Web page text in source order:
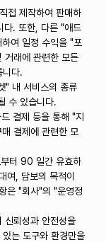
접 제작하여 판매하
다. 또한, 다른 "애드
여 일정 수익을 "포
거래에 관련한 모든
니다.
" 내 서비스의 종류
수 있습니다.
결제 등을 통해 "지
결제에 관련한 모
터 90 일간 유효하
여, 담보의 목적이
은 "회사"의 "운영정
뢰성과 안전성을
는 도구와 환경만을